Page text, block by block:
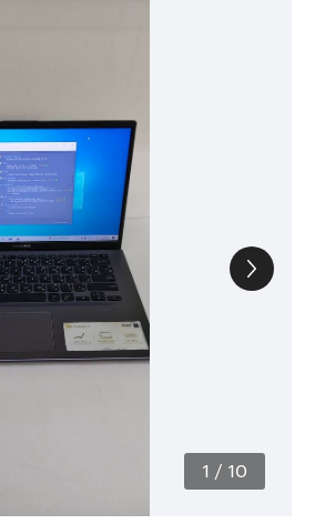
1 / 10